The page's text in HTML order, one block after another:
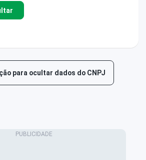
para ocultar dados do CNPJ